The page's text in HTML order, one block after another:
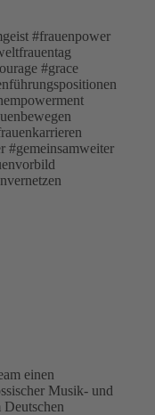
#frauenpower
#grace
#gemeinsamweiter
einen
Musik- und
Deutschen